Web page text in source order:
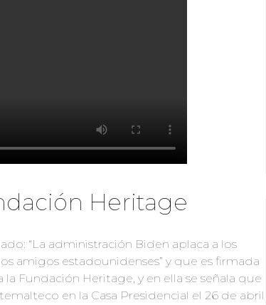
Heritage
“La administración Biden aplaca a los
amigos estadounidenses” y que es firmada
Fundación Heritage, y en ella se señala que
en la Casa Presidencial el 26 de abril